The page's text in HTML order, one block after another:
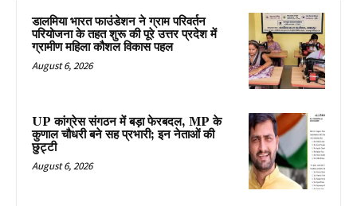
डालमिया भारत फाउंडेशन ने ग्राम परिवर्तन
परियोजना के तहत शुरू की पूरे उत्तर प्रदेश में
ग्रामीण महिला कौशल विकास पहल
August 6, 2026
UP कांग्रेस संगठन में बड़ा फेरबदल, MP के
कुणाल चौधरी बने सह प्रभारी; इन नेताओं की
छुट्टी
August 6, 2026